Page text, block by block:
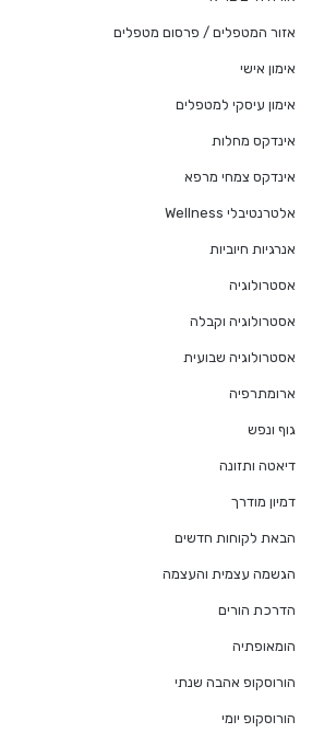
אזור המטפלים / פרסום מטפלים
אימון אישי
אימון עיסקי למטפלים
אינדקס מחלות
אינדקס צמחי מרפא
אלטרנטיבלי Wellness
אנרגיות חיוביות
אסטרולוגיה
אסטרולוגיה וקבלה
אסטרולוגיה שבועית
ארומתרפיה
גוף ונפש
דיאטה ותזונה
דמיון מודרך
הבאת לקוחות חדשים
הגשמה עצמית והעצמה
הדרכת הורים
הומאופתיה
הורוסקופ אהבה שנתי
הורוסקופ יומי